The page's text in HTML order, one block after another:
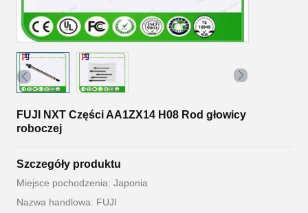
FUJI NXT Części AA1ZX14 H08 Rod głowicy
roboczej
Szczegóły produktu
Miejsce pochodzenia: Japonia
Nazwa handlowa: FUJI